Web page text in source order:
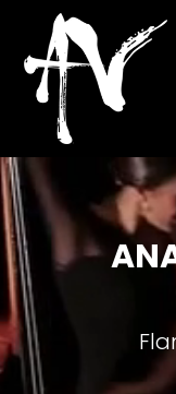
Reproductor
de
vídeo